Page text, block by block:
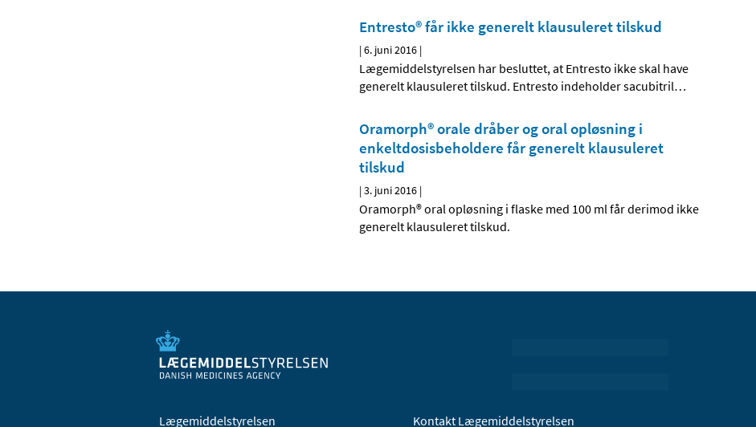
Entresto® får ikke generelt klausuleret tilskud
|6. juni 2016 |
Lægemiddelstyrelsen har besluttet, at Entresto ikke skal have
generelt klausuleret tilskud. Entresto indeholder sacubitril…
Oramorph® orale dråber og oral opløsning i
enkeltdosisbeholdere får generelt klausuleret
tilskud
|3. juni 2016 |
Oramorph® oral opløsning i flaske med 100 ml får derimod ikke
generelt klausuleret tilskud.
Lægemiddelstyrelsen Kontakt Lægemiddelstyrelsen